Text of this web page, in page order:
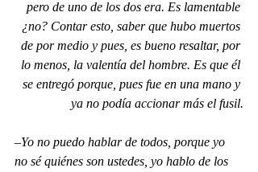
pero de uno de los dos era. Es lamentable
¿no? Contar esto, saber que hubo muertos
de por medio y pues, es bueno resaltar, por
lo menos, la valentía del hombre. Es que él
se entregó porque, pues fue en una mano y
ya no podía accionar más el fusil.
–Yo no puedo hablar de todos, porque yo
no sé quiénes son ustedes, yo hablo de los